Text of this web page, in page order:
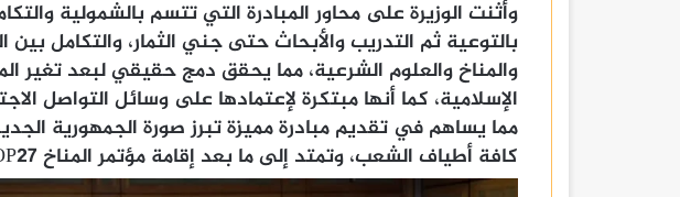
وأثنت الوزيرة على محاور المبادرة التي تتسم بالشمولية
بالتوعية ثم التدريب والأبحاث حتى جني الثمار، والتكامل
والمناخ والعلوم الشرعية، مما يحقق دمج حقيقي لبعد تغير
الإسلامية، كما أنها مبتكرة لإعتمادها على وسائل التواصل
مما يساهم في تقديم مبادرة مميزة تبرز صورة الجمهورية
كافة أطياف الشعب، وتمتد إلى ما بعد إقامة مؤتمر المناخ COP27.